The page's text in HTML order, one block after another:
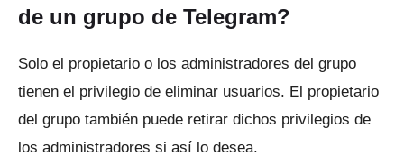
de un grupo de Telegram?
Solo el propietario o los administradores del grupo
tienen el privilegio de eliminar usuarios. El propietario
del grupo también puede retirar dichos privilegios de
los administradores si así lo desea.